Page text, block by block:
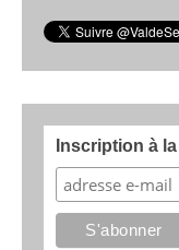
Inscription à